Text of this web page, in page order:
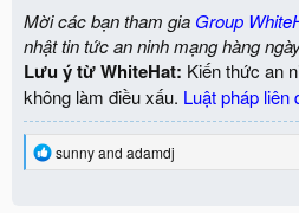
Mời các bạn tham gia Group
nhật tin tức an ninh mạng hàng
Lưu ý từ WhiteHat: Kiến thức an
không làm điều xấu. Luật pháp liên
R
sunnyand adamdj